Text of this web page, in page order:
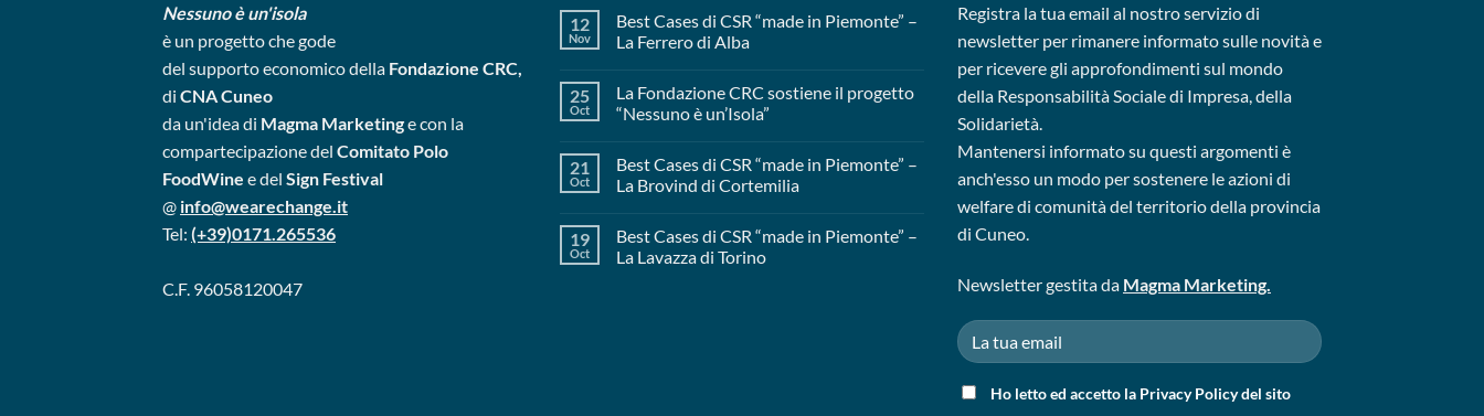
Nessuno è un'isola
è un progettoche gode
del supporto economico della Fondazione CRC,
di CNA Cuneo
da un'idea di Magma Marketinge con la
compartecipazione del Comitato Polo
FoodWine e del Sign Festival
@ info@wearechange.it
Tel: (+39)0171.265536
C.F. 96058120047
12
Nov
Best Cases di CSR “made in Piemonte” –
La Ferrero di Alba
25
Oct
La Fondazione CRC sostiene il progetto
“Nessuno è un’Isola”
21
Oct
Best Cases di CSR “made in Piemonte” –
La Brovind di Cortemilia
19
Oct
Best Cases di CSR “made in Piemonte” –
La Lavazza di Torino
Registra la tua email al nostro servizio di
newsletter per rimanere informato sulle novità e
per ricevere gli approfondimenti sul mondo
della Responsabilità Sociale di Impresa, della
Solidarietà.
Mantenersi informato su questi argomenti è
anch'esso un modo per sostenere le azioni di
welfare di comunità del territorio della provincia
di Cuneo.
Newsletter gestita da Magma Marketing.
Ho letto ed accetto la Privacy Policydel sito